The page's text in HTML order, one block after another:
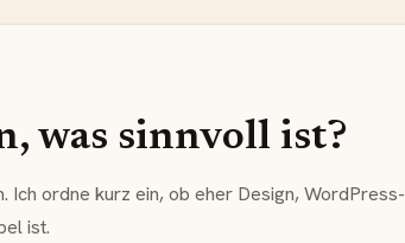
was sinnvoll ist?
Ich ordne kurz ein, ob eher Design, WordPress-
ist.